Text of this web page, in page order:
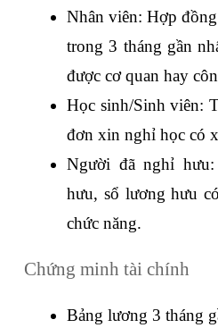
Nhân viên: Hợp
trong 3 tháng gần
được cơ quan hay
Học sinh/Sinh viên:
đơn xin nghỉ học có
Người đã nghỉ
hưu, sổ lương hưu
chức năng.
Chứng minh tài chính
Bảng lương 3 tháng